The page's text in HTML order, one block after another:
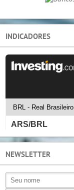
INDICADORES
NEWSLETTER